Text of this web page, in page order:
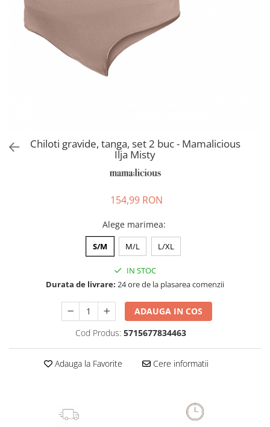
Pantaloni scurți pentru gravide
Lenjerie
Chiloti Gravide
Sutiene / Bustiere / Maiouri
Chiloti gravide, tanga, set 2 buc - Mamalicious
Ilja Misty
154,99 RON
Alege marimea:
S/M M/L L/XL
IN STOC
Durata de livrare: 24 ore de la plasarea comenzii
ADAUGA IN COS
Cod Produs: 5715677834463
Adauga la Favorite Cere informatii